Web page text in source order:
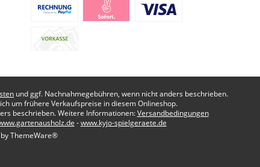
und ggf. Nachnahmegebühren, wenn nicht anders beschrieben.
um frühere Verkaufspreise in diesem Onlineshop.
beschrieben. Weitere Informationen:Versandbedingungen
-www.kyjo-spielgeraete.de
ThemeWare®